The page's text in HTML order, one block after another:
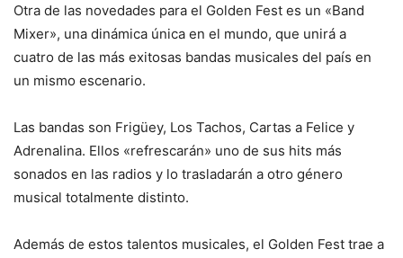
Otra de las novedades para el Golden Fest es un «Band
Mixer», una dinámica única en el mundo, que unirá a
cuatro de las más exitosas bandas musicales del país en
un mismo escenario.
Las bandas son Frigüey, Los Tachos, Cartas a Felice y
Adrenalina. Ellos «refrescarán» uno de sus hits más
sonados en las radios y lo trasladarán a otro género
musical totalmente distinto.
Además de estos talentos musicales, el Golden Fest trae a